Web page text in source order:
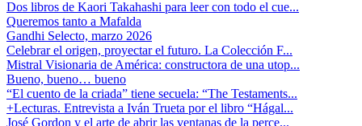
Dos libros de Kaori Takahashi para leer con todo el cue...
Queremos tanto a Mafalda
Gandhi Selecto, marzo 2026
Celebrar el origen, proyectar el futuro. La Colección F...
Mistral Visionaria de América: constructora de una utop...
Bueno, bueno… bueno
“El cuento de la criada” tiene secuela: “The Testaments...
+Lecturas. Entrevista a Iván Trueta por el libro “Hágal...
José Gordon y el arte de abrir las ventanas de la perce...